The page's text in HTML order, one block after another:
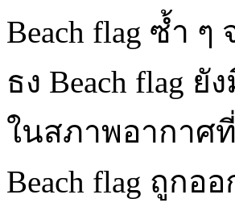
Beach flag ซ้ำ
ธง Beach flag
ในสภาพอากาศ
Beach flag ถูก